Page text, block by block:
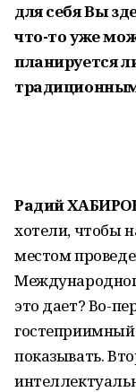
для себя Вы
что-то уже
планируется
Радий
хотели, чтобы
местом
это дает? Во-
гостеприимный
показывать.